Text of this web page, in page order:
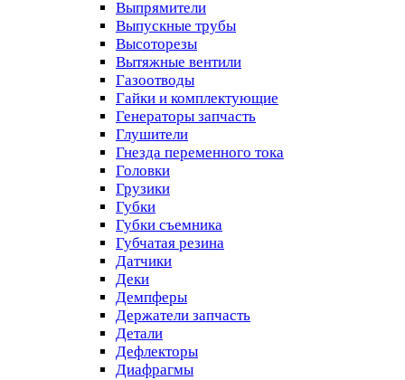
Выпрямители
Выпускные трубы
Высоторезы
Вытяжные вентили
Газоотводы
Гайки и комплектующие
Генераторы запчасть
Глушители
Гнезда переменного тока
Головки
Грузики
Губки
Губки съемника
Губчатая резина
Датчики
Деки
Демпферы
Держатели запчасть
Детали
Дефлекторы
Диафрагмы